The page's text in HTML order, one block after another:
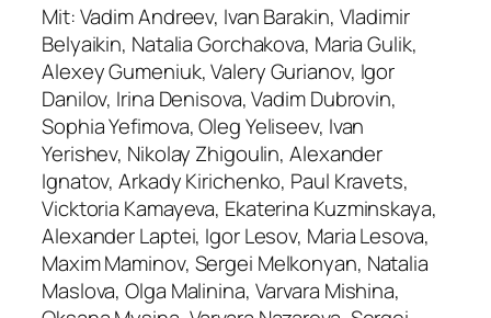
Mit: Vadim Andreev, Ivan Barakin, Vladimir
Belyaikin, Natalia Gorchakova, Maria Gulik,
Alexey Gumeniuk, Valery Gurianov, Igor
Danilov, Irina Denisova, Vadim Dubrovin,
Sophia Yefimova, Oleg Yeliseev, Ivan
Yerishev, Nikolay Zhigoulin, Alexander
Ignatov, Arkady Kirichenko, Paul Kravets,
Vicktoria Kamayeva, Ekaterina Kuzminskaya,
Alexander Laptei, Igor Lesov, Maria Lesova,
Maxim Maminov, Sergei Melkonyan, Natalia
Maslova, Olga Malinina, Varvara Mishina,